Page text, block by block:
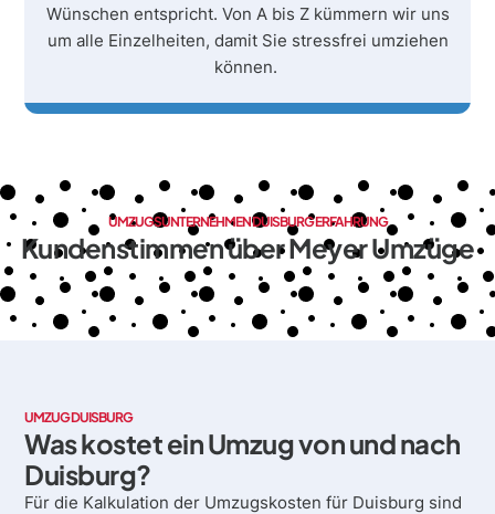
Wünschen entspricht. Von A bis Z kümmern wir uns
um alle Einzelheiten, damit Sie stressfrei umziehen
können.
UMZUGSUNTERNEHMEN DUISBURG ERFAHRUNG
Kundenstimmen über Meyer Umzüge
UMZUG DUISBURG
Was kostet ein Umzug von und nach
Duisburg?
Für die Kalkulation der Umzugskosten für Duisburg sind